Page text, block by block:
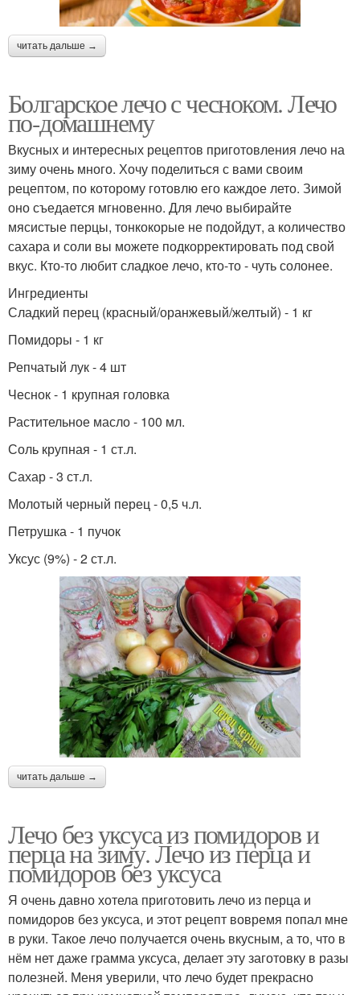
Лечо с чили Лечо с острым перцем
Лечо с горьким Лечо с петрушкой
читать дальше →
Болгарское лечо с чесноком. Лечо
по-домашнему
Вкусных и интересных рецептов приготовления лечо на
зиму очень много. Хочу поделиться с вами своим
рецептом, по которому готовлю его каждое лето. Зимой
оно съедается мгновенно. Для лечо выбирайте
мясистые перцы, тонкокорые не подойдут, а количество
сахара и соли вы можете подкорректировать под свой
вкус. Кто-то любит сладкое лечо, кто-то - чуть солонее.
Ингредиенты
Сладкий перец (красный/оранжевый/желтый) - 1 кг
Помидоры - 1 кг
Репчатый лук - 4 шт
Чеснок - 1 крупная головка
Растительное масло - 100 мл.
Соль крупная - 1 ст.л.
Сахар - 3 ст.л.
Молотый черный перец - 0,5 ч.л.
Петрушка - 1 пучок
Уксус (9%) - 2 ст.л.
читать дальше →
Лечо без уксуса из помидоров и
перца на зиму. Лечо из перца и
помидоров без уксуса
Я очень давно хотела приготовить лечо из перца и
помидоров без уксуса, и этот рецепт вовремя попал мне
в руки. Такое лечо получается очень вкусным, а то, что в
нём нет даже грамма уксуса, делает эту заготовку в разы
полезней. Меня уверили, что лечо будет прекрасно